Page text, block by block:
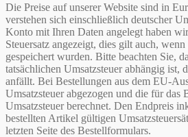
Die Preise auf unserer Website sind in
verstehen sich einschließlich deutscher
Konto mit Ihren Daten angelegt haben
Steuersatz angezeigt, dies gilt auch,
gespeichert wurden. Bitte beachten Sie,
tatsächlichen Umsatzsteuer abhängig ist,
anfällt. Bei Bestellungen aus dem EU-
Umsatzsteuer abgezogen und die für das
Umsatzsteuer berechnet. Den Endpreis
bestellten Artikel gültigen
letzten Seite des Bestellformulars.